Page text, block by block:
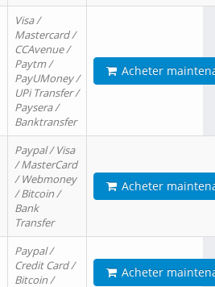
Visa /
Mastercard /
CCAvenue /
Paytm /
PayUMoney /
UPi Transfer /
Paysera /
Banktransfer
Acheter
Paypal / Visa
/ MasterCard
/ Webmoney
/ Bitcoin /
Bank
Transfer
Acheter
Paypal /
Credit Card /
Bitcoin /
Acheter